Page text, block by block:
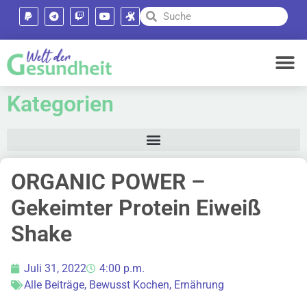
Kategorien
ORGANIC POWER –
Gekeimter Protein Eiweiß
Shake
Juli 31, 2022
4:00 p.m.
Alle Beiträge, Bewusst Kochen, Ernährung